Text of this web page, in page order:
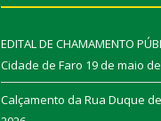
EDITAL DE CHAMAMENTO
Cidade de Faro 19 de maio
Calçamento da Rua Duque